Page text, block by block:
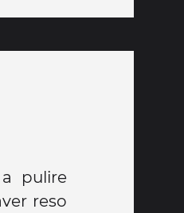
pulire
reso